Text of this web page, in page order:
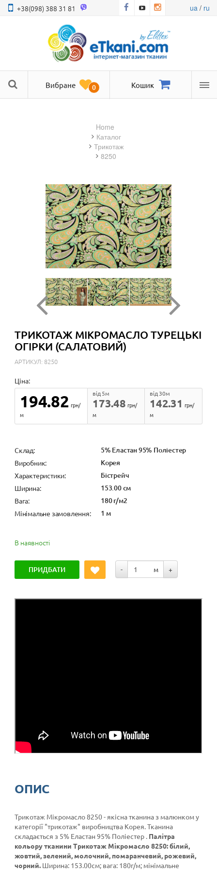
+38(098) 388 31 81 ua/ ru
Вибране 0 Кошик
Home
Каталог
трикотаж
8250
ТРИКОТАЖ МІКРОМАСЛО ТУРЕЦЬКІ
ОГІРКИ (САЛАТОВИЙ)
АРТИКУЛ: 8250
Ціна:
194.82 грн/
м
173.48
від 5м
грн/
м
142.31
від 30м
грн/
м
Cклад: 5% Еластан 95% Поліестер
Виробник: Корея
Характеристики: Бістрейч
Ширина: 153.00 см
Вага: 180 г/м2
Мінімальне замовлення: 1 м
В наявності
ПРИДБАТИ - м +
ОПИС
Трикотаж Мікромасло 8250 - якісна тканина з малюнком у
категорії "трикотаж" виробництва Корея. Тканина
складається з 5% Еластан 95% Поліестер . Палітра
кольору тканини Трикотаж Мікромасло 8250: білий,
жовтий, зелений, молочний, помаранчевий, рожевий,
чорний. Ширина: 153.00см; вага: 180г/м; мінімальне